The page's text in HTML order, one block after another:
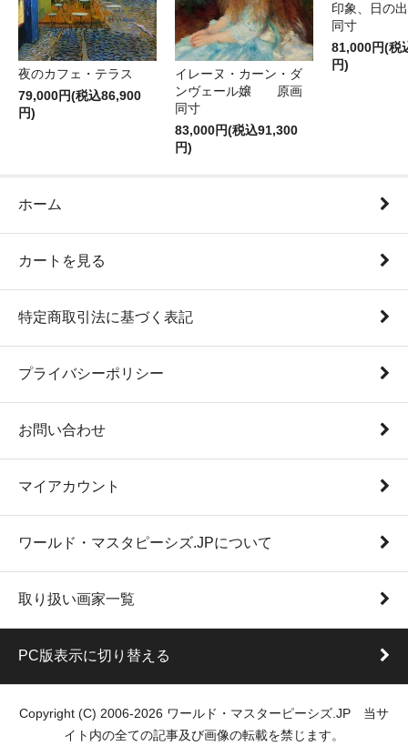
夜のカフェ・テラス
79,000円(税込86,900
円)
イレーヌ・カーン・ダ
ンヴェール嬢 原画
同寸
83,000円(税込91,300
円)
印象、日
同寸
81,000円(税
円)
ホーム
カートを見る
特定商取引法に基づく表記
プライバシーポリシー
お問い合わせ
マイアカウント
ワールド・マスタピーシズ.JPについて
取り扱い画家一覧
PC版表示に切り替える
Copyright (C) 2006-2026 ワールド・マスターピーシズ.JP 当サ
イト内の全ての記事及び画像の転載を禁じます。